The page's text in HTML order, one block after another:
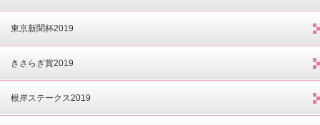
東京新聞杯2019
きさらぎ賞2019
根岸ステークス2019